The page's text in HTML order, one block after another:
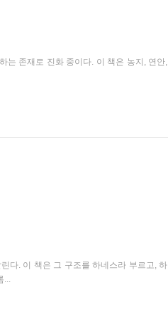
는 존재로 진화 중이다. 이 책은 농지, 연안,
다. 이 책은 그 구조를 하네스라 부르고, 하
...